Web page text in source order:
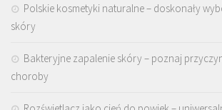
Polskie kosmetyki naturalne – doskonały
skóry
Bakteryjne zapalenie skóry – poznaj
choroby